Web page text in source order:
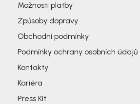
Možnosti platby
Způsoby dopravy
Obchodní podmínky
Podmínky ochrany osobních údajů
Kontakty
Kariéra
Press Kit